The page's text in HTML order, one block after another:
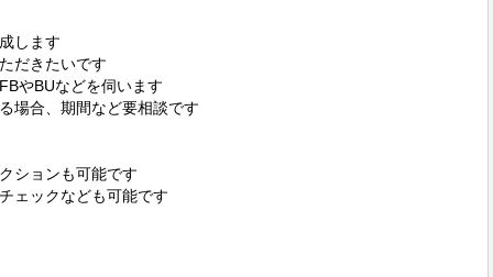
します
だきたいです
やBUなどを伺います
合、期間など要相談です
ションも可能です
ェックなども可能です